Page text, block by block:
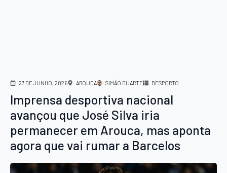
27 DE JUNHO, 2026 AROUCA SIMÃO DUARTE DESPORTO
Imprensa desportiva nacional
avançou que José Silva iria
permanecer em Arouca, mas aponta
agora que vai rumar a Barcelos